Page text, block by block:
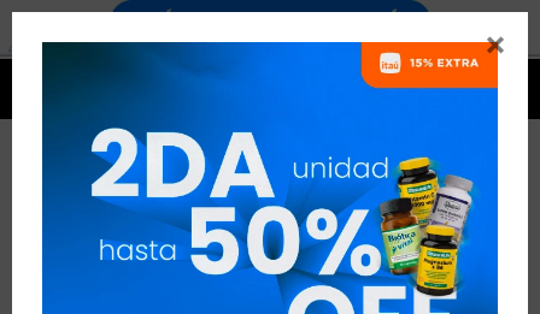

VOLCÁN CON MANTECA DE MANÍ
VER TODAS LAS ENTRADAS